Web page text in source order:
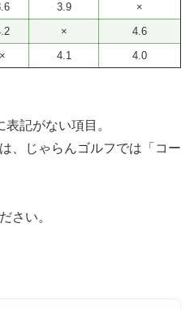
3.9
×
×
4.6
× 4.1 4.0
記がない項目。
、じゃらんゴルフでは「コー
さい。